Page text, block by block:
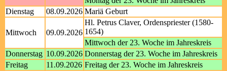
Dienstag
08.09.2026 Mariä Geburt
Mittwoch 09.09.2026
Hl. Petrus Claver, Ordenspriester (1580-
1654)
Mittwoch der 23. Woche im Jahreskreis
Donnerstag 10.09.2026 Donnerstag der 23. Woche im Jahreskreis
Freitag
11.09.2026 Freitag der 23. Woche im Jahreskreis